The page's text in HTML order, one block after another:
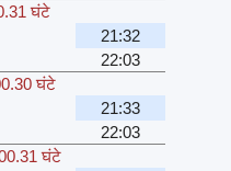
घंटे
21:32
22:03
घंटे
21:33
22:03
घंटे